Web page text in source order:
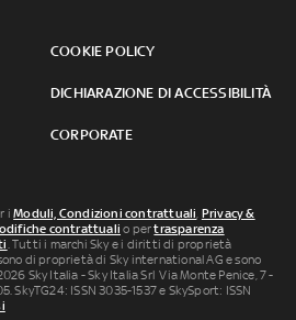
COOKIE POLICY
DICHIARAZIONE DI ACCESSIBILITÀ
CORPORATE
iModuli, Condizioni contrattuali, Privacy &
contrattuali o pertrasparenza
. Tutti i marchi Sky e i diritti di proprietà
di proprietà di Sky international AG e sono
Sky Italia - Sky Italia Srl Via Monte Penice, 7 -
SkyTG24: ISSN 3035-1537 e SkySport: ISSN